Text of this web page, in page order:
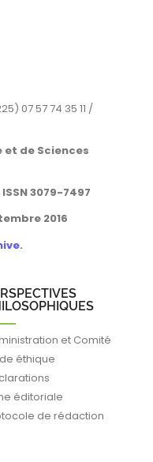
07 57 74 35 11 /
et de Sciences
3079-7497
2016
.
et Comité
éthique
éditoriale
de rédaction